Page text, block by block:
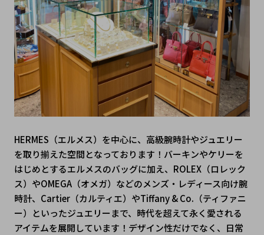
HERMES（エルメス）を中心に、高級腕時計やジュエリー
を取り揃えた空間となっております！バーキンやケリーを
はじめとするエルメスのバッグに加え、ROLEX（ロレック
ス）やOMEGA（オメガ）などのメンズ・レディース向け腕
時計、Cartier（カルティエ）やTiffany & Co.（ティファニ
ー）といったジュエリーまで、時代を超えて永く愛される
アイテムを展開しています！デザイン性だけでなく、日常